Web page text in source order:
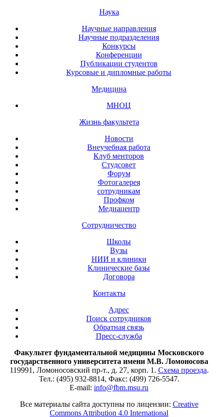
Наука
Научные направления
Научные подразделения
Конкурсы
Конференции
Публикации студентов
Курсовые и дипломные работы
Медицина
МНОЦ
Жизнь факультета
Новости
Внеучебная работа
Клуб менторов
Студсовет
Форум
Фотогалерея
сотрудникам
Профком
Медиацентр
Сотрудничество
Школы
Вузы
НИИ и клиники
Клинические базы
Договора
Контакты
Адрес
Поиск сотрудников
Обратная связь
Пресс-служба
Факультет фундаментальной медицины Московского
государственного университета имени М.В. Ломоносова
119991, Ломоносовский пр-т., д. 27, корп. 1. Схема проезда.
Тел.: (495) 932-8814, Факс: (499) 726-5547.
E-mail: info@fbm.msu.ru
Все материалы сайта доступны по лицензии: Creative
Commons Attribution 4.0 International